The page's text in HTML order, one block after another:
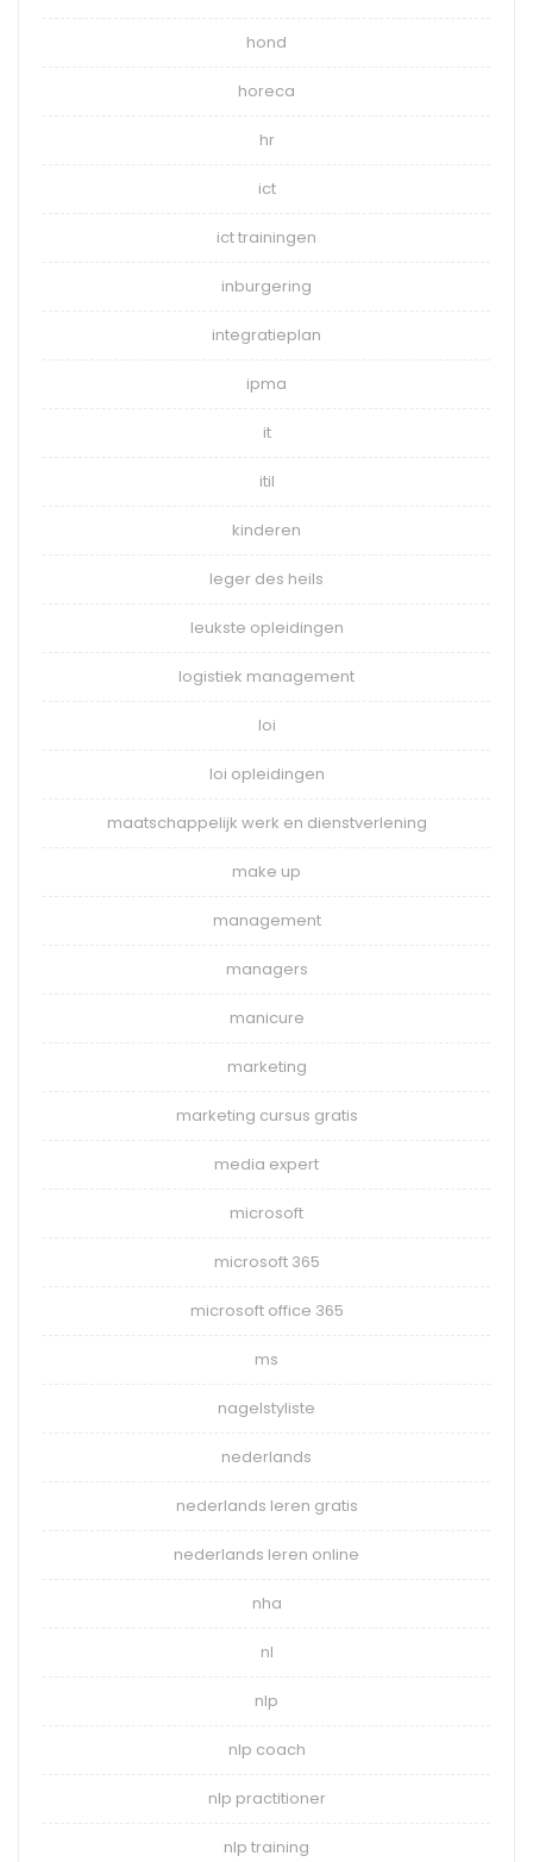
hond
horeca
hr
ict
ict trainingen
inburgering
integratieplan
ipma
it
itil
kinderen
leger des heils
leukste opleidingen
logistiek management
loi
loi opleidingen
maatschappelijk werk en dienstverlening
make up
management
managers
manicure
marketing
marketing cursus gratis
media expert
microsoft
microsoft 365
microsoft office 365
ms
nagelstyliste
nederlands
nederlands leren gratis
nederlands leren online
nha
nl
nlp
nlp coach
nlp practitioner
nlp training